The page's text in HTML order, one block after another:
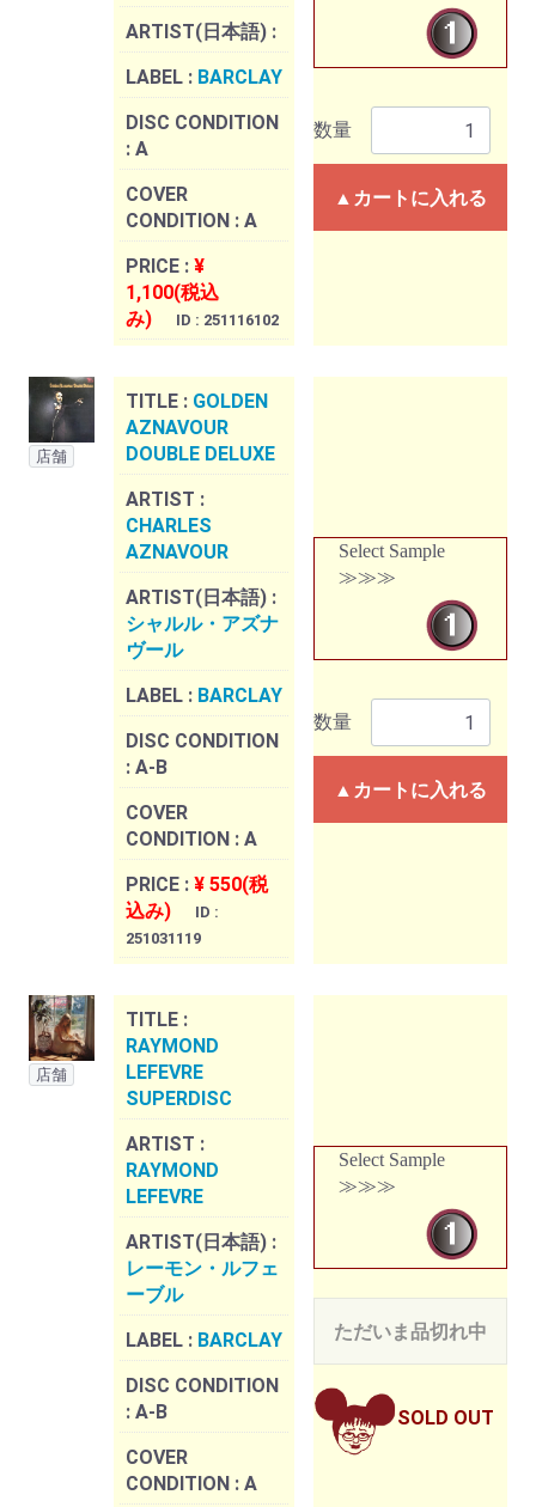
ARTIST(日本語) :
LABEL : BARCLAY
DISC CONDITION
: A
COVER
CONDITION : A
PRICE : ¥
1,100(税込
み)
ID : 251116102
数量
▲カートに入れる
店舗
TITLE : GOLDEN
AZNAVOUR
DOUBLE DELUXE
ARTIST :
CHARLES
AZNAVOUR
ARTIST(日本語) :
シャルル・アズナ
ヴール
LABEL : BARCLAY
DISC CONDITION
: A-B
COVER
CONDITION : A
PRICE : ¥ 550(税
込み)
ID :
251031119
Select Sample
≫≫≫
数量
▲カートに入れる
店舗
TITLE :
RAYMOND
LEFEVRE
SUPERDISC
ARTIST :
RAYMOND
LEFEVRE
ARTIST(日本語) :
レーモン・ルフェ
ーブル
LABEL : BARCLAY
DISC CONDITION
: A-B
COVER
CONDITION : A
Select Sample
≫≫≫
ただいま品切れ中
SOLD OUT